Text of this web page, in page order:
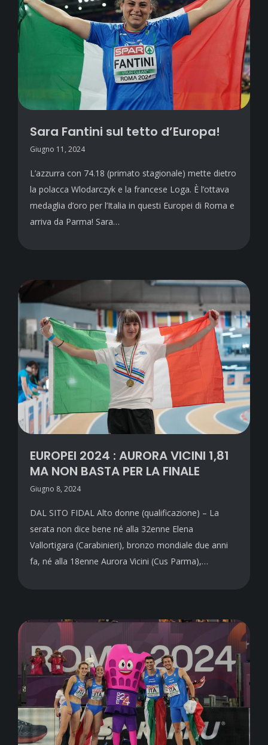
Sara Fantini sul tetto d’Europa!
Giugno 11, 2024
L’azzurra con 74.18 (primato stagionale) mette dietro
la polacca Wlodarczyk e la francese Loga. È l’ottava
medaglia d’oro per l’Italia in questi Europei di Roma e
arriva da Parma! Sara…
EUROPEI 2024 : AURORA VICINI 1,81
MA NON BASTA PER LA FINALE
Giugno 8, 2024
DAL SITO FIDAL Alto donne (qualificazione) – La
serata non dice bene né alla 32enne Elena
Vallortigara (Carabinieri), bronzo mondiale due anni
fa, né alla 18enne Aurora Vicini (Cus Parma),…